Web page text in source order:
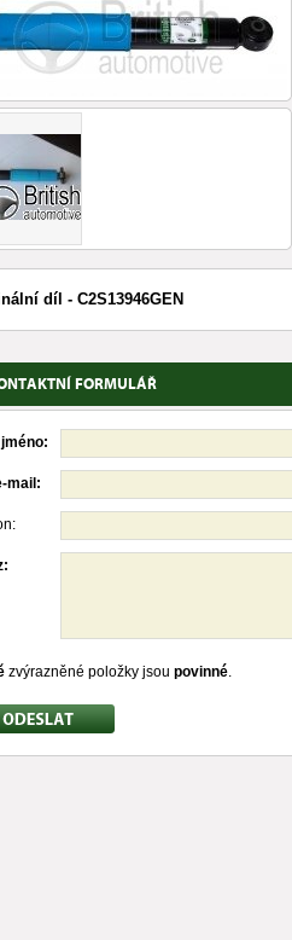
díl - C2S13946GEN
FORMULÁŘ
mail:
zvýrazněné položky jsou povinné.